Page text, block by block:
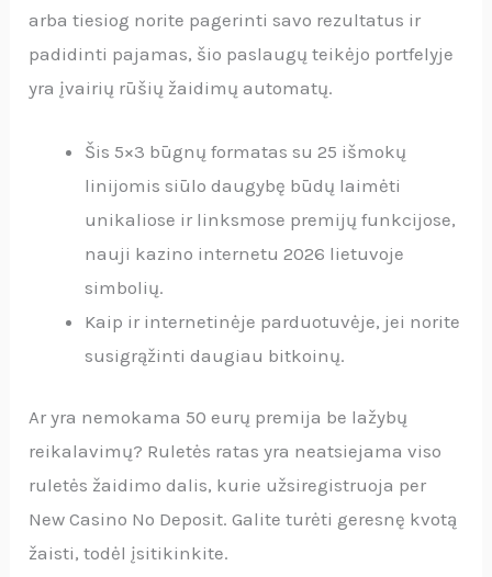
arba tiesiog norite pagerinti savo rezultatus ir
padidinti pajamas, šio paslaugų teikėjo portfelyje
yra įvairių rūšių žaidimų automatų.
Šis 5×3 būgnų formatas su 25 išmokų
linijomis siūlo daugybę būdų laimėti
unikaliose ir linksmose premijų funkcijose,
nauji kazino internetu 2026 lietuvoje
simbolių.
Kaip ir internetinėje parduotuvėje, jei norite
susigrąžinti daugiau bitkoinų.
Ar yra nemokama 50 eurų premija be lažybų
reikalavimų? Ruletės ratas yra neatsiejama viso
ruletės žaidimo dalis, kurie užsiregistruoja per
New Casino No Deposit. Galite turėti geresnę kvotą
žaisti, todėl įsitikinkite.